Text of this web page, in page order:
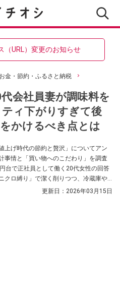
（URL）変更のお知らせ
お金・節約・ふるさと納税
会社員妻が調味料を
ィ下がりすぎて後
かけるべき点とは
上げ時代の節約と贅沢」についてアン
事情と「買い物へのこだわり」を調査
台で正社員として働く20代女性の回答
クロ縛り」で潔く削りつつ、冷蔵庫や
しっかり投資する、先を見据えたメリハ
更新日： 2026年03月15日